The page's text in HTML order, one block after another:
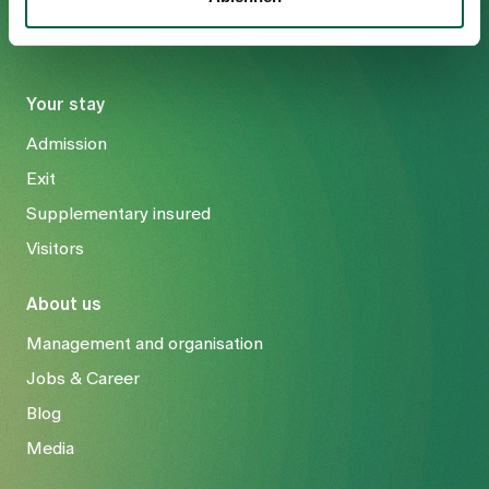
Your stay
Admission
Exit
Supplementary insured
Visitors
About us
Management and organisation
Jobs & Career
Blog
Media